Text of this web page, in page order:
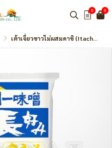
0 0
เต้าเจี้ยวขาวไม่ผสมดาชิ (Itacho Miso Shiro) แบรนด์ Miyasaka-Jozo